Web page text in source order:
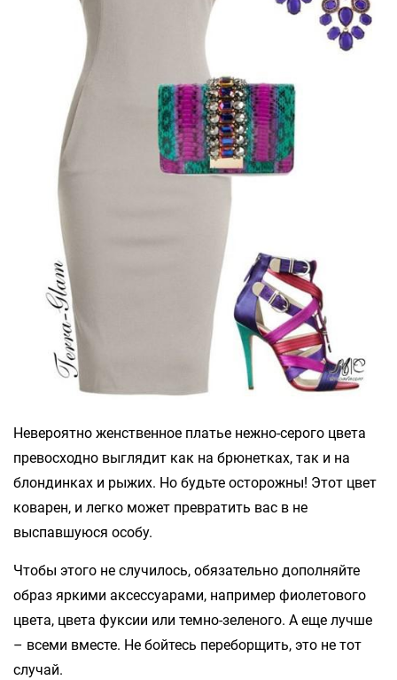
Невероятно женственное платье нежно-серого цвета
превосходно выглядит как на брюнетках, так и на
блондинках и рыжих. Но будьте осторожны! Этот цвет
коварен, и легко может превратить вас в не
выспавшуюся особу.
Чтобы этого не случилось, обязательно дополняйте
образ яркими аксессуарами, например фиолетового
цвета, цвета фуксии или темно-зеленого. А еще лучше
– всеми вместе. Не бойтесь переборщить, это не тот
случай.